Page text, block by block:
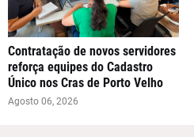
Contratação de novos servidores
reforça equipes do Cadastro
Único nos Cras de Porto Velho
Agosto 06, 2026